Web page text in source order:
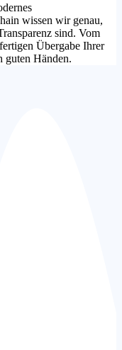
wissen wir genau,
sind. Vom
Übergabe Ihrer
guten Händen.